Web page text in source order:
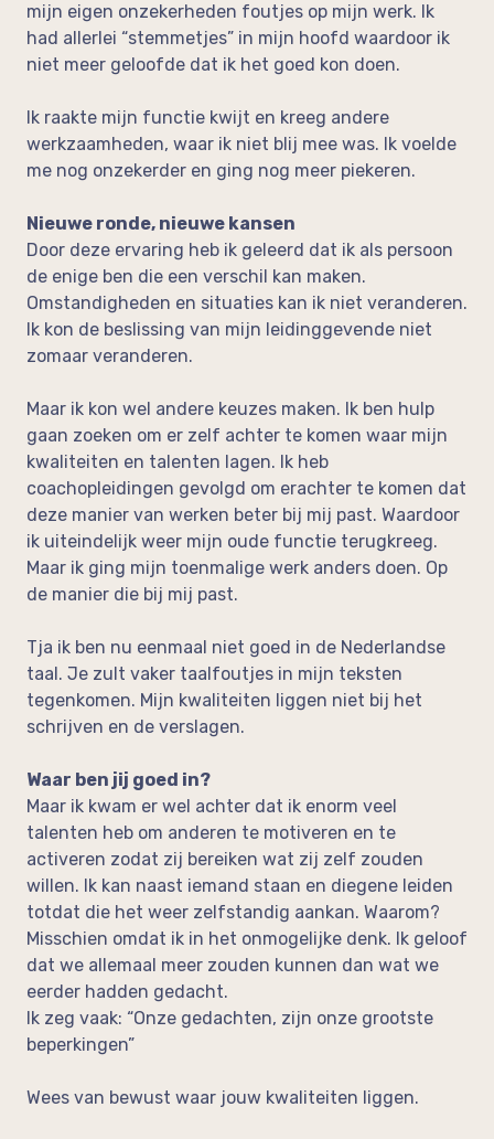
mijn eigen onzekerheden foutjes op mijn werk. Ik
had allerlei “stemmetjes” in mijn hoofd waardoor ik
niet meer geloofde dat ik het goed kon doen.
Ik raakte mijn functie kwijt en kreeg andere
werkzaamheden, waar ik niet blij mee was. Ik voelde
me nog onzekerder en ging nog meer piekeren.
Nieuwe ronde, nieuwe kansen
Door deze ervaring heb ik geleerd dat ik als persoon
de enige ben die een verschil kan maken.
Omstandigheden en situaties kan ik niet veranderen.
Ik kon de beslissing van mijn leidinggevende niet
zomaar veranderen.
Maar ik kon wel andere keuzes maken. Ik ben hulp
gaan zoeken om er zelf achter te komen waar mijn
kwaliteiten en talenten lagen. Ik heb
coachopleidingen gevolgd om erachter te komen dat
deze manier van werken beter bij mij past. Waardoor
ik uiteindelijk weer mijn oude functie terugkreeg.
Maar ik ging mijn toenmalige werk anders doen. Op
de manier die bij mij past.
Tja ik ben nu eenmaal niet goed in de Nederlandse
taal. Je zult vaker taalfoutjes in mijn teksten
tegenkomen. Mijn kwaliteiten liggen niet bij het
schrijven en de verslagen.
Waar ben jij goed in?
Maar ik kwam er wel achter dat ik enorm veel
talenten heb om anderen te motiveren en te
activeren zodat zij bereiken wat zij zelf zouden
willen. Ik kan naast iemand staan en diegene leiden
totdat die het weer zelfstandig aankan. Waarom?
Misschien omdat ik in het onmogelijke denk. Ik geloof
dat we allemaal meer zouden kunnen dan wat we
eerder hadden gedacht.
Ik zeg vaak: “Onze gedachten, zijn onze grootste
beperkingen”
Wees van bewust waar jouw kwaliteiten liggen.